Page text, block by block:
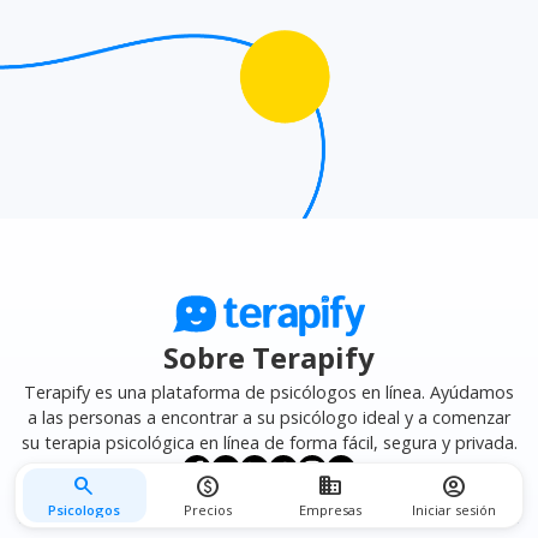
search
Psicologos
monetization_on
Precios
business
Empresas
account_circle
Iniciar sesión
Sobre Terapify
Terapify es una plataforma de psicólogos en línea. Ayúdamos
a las personas a encontrar a su psicólogo ideal y a comenzar
su terapia psicológica en línea de forma fácil, segura y privada.